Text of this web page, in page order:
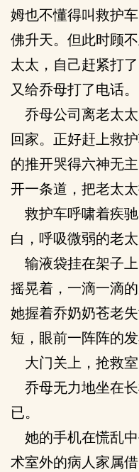
姆也不懂得叫救护
佛升天。但此时顾
太太，自己赶紧打
又给乔母打了电话。
乔母公司离老太
回家。正好赶上救
的推开哭得六神无
开一条道，把老太太
救护车呼啸着疾
白，呼吸微弱的老
输液袋挂在架子
摇晃着，一滴一滴
她握着乔奶奶苍老
短，眼前一阵阵的发
大门关上，抢救室
乔母无力地坐在
已。
她的手机在慌乱
术室外的病人家属借